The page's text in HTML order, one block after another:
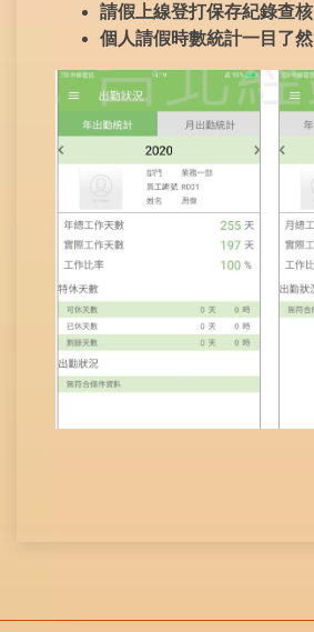
請假上線登打保存紀錄查核
個人請假時數統計一目了然